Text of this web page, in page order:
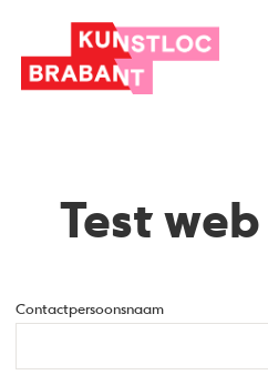
Test
Contactpersoonsnaam